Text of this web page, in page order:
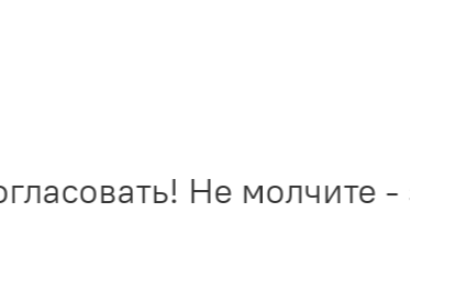
Не молчите -